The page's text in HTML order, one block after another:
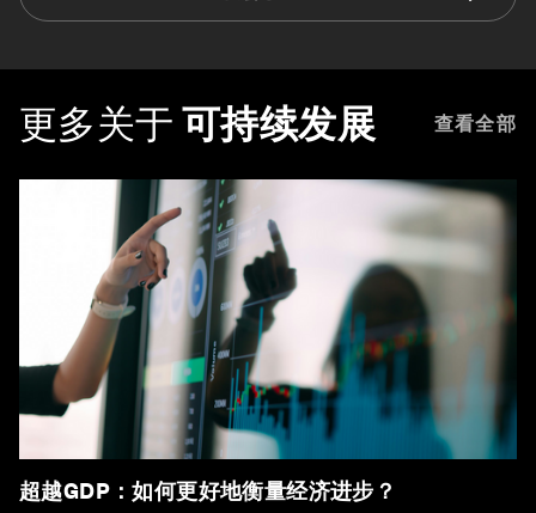
更多关于 可持续发展 查看全部
超越GDP：如何更好地衡量经济进步？